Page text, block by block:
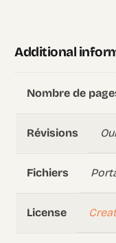
Additional
Nombre de
Révisions
Fichiers
License